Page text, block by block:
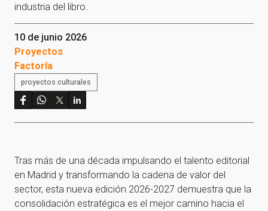
industria del libro.
10 de junio 2026
Proyectos
Factoría
proyectos culturales
Tras más de una década impulsando el talento editorial
en Madrid y transformando la cadena de valor del
sector, esta nueva edición 2026-2027 demuestra que la
consolidación estratégica es el mejor camino hacia el